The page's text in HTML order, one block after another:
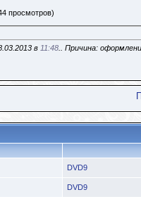
просмотров)
в 11:48 .. Причина:
DVD9
DVD9